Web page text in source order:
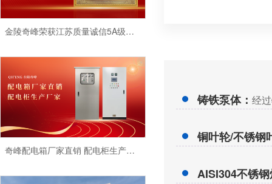
铸铁泵体： 经
铜叶轮/不锈钢
AISI304不锈